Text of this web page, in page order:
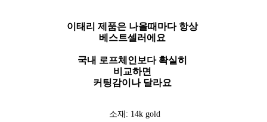
이태리 제품은 나올때마다 항상
베스트셀러에요
국내 로프체인보다 확실히
비교하면
커팅감이나 달라요
소재: 14k gold